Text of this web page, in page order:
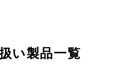
い製品一覧